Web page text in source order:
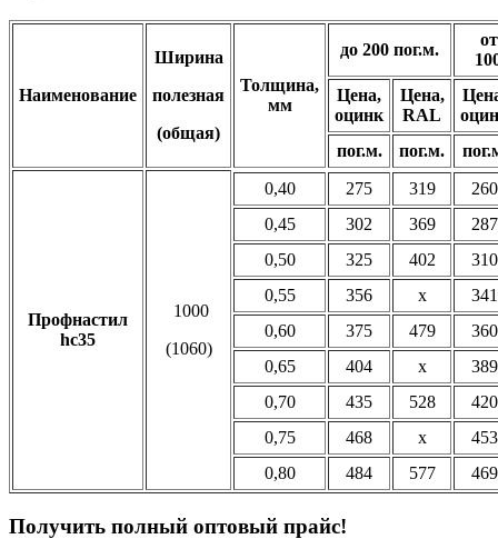
Наименование
Ширина
полезная
(общая)
Толщина,
мм
до 200 пог.м.
Цена,
оцинк
Цена,
RAL
пог.м.
пог.м.
Профнастил
hc35
1000
(1060)
0,40 275 319
260
0,45
302 369
287
0,50
325 402
310
0,55
356 x
341
0,60
375 479
360
0,65
404 x
389
0,70
435 528
420
0,75
468 x
453
0,80
484 577 469
Получить полный оптовый прайс!